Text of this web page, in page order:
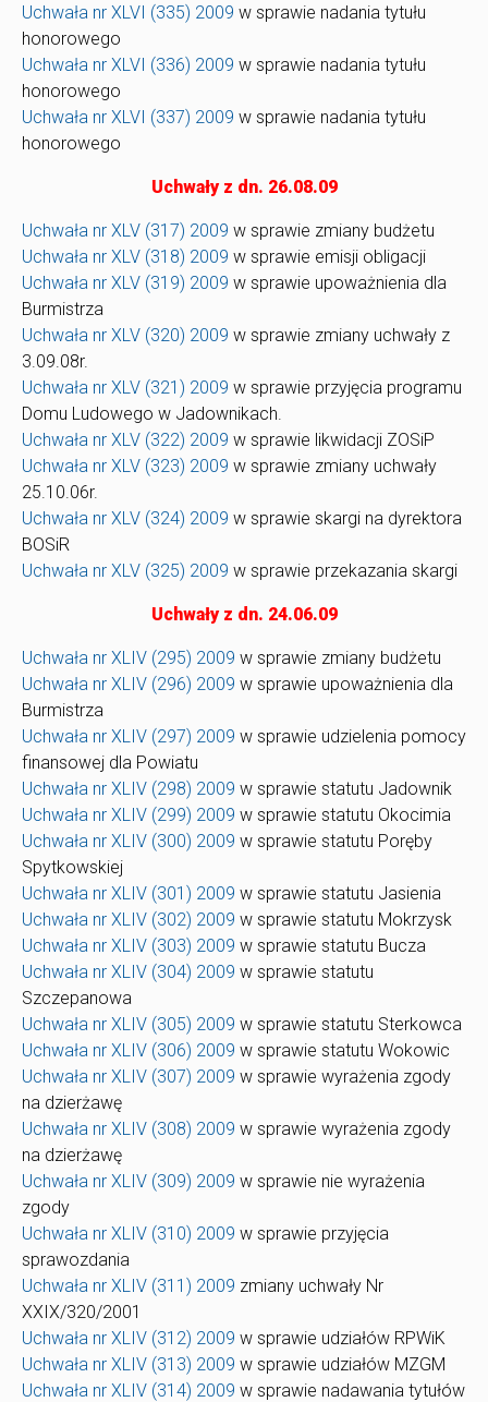
Uchwała nr XLVI (335) 2009 w sprawie nadania tytułu
honorowego
Uchwała nr XLVI (336) 2009 w sprawie nadania tytułu
honorowego
Uchwała nr XLVI (337) 2009 w sprawie nadania tytułu
honorowego
Uchwały z dn. 26.08.09
Uchwała nr XLV (317) 2009 w sprawie zmiany budżetu
Uchwała nr XLV (318) 2009 w sprawie emisji obligacji
Uchwała nr XLV (319) 2009 w sprawie upoważnienia dla
Burmistrza
Uchwała nr XLV (320) 2009 w sprawie zmiany uchwały z
3.09.08r.
Uchwała nr XLV (321) 2009 w sprawie przyjęcia programu
Domu Ludowego w Jadownikach.
Uchwała nr XLV (322) 2009 w sprawie likwidacji ZOSiP
Uchwała nr XLV (323) 2009 w sprawie zmiany uchwały
25.10.06r.
Uchwała nr XLV (324) 2009 w sprawie skargi na dyrektora
BOSiR
Uchwała nr XLV (325) 2009 w sprawie przekazania skargi
Uchwały z dn. 24.06.09
Uchwała nr XLIV (295) 2009 w sprawie zmiany budżetu
Uchwała nr XLIV (296) 2009 w sprawie upoważnienia dla
Burmistrza
Uchwała nr XLIV (297) 2009 w sprawie udzielenia pomocy
finansowej dla Powiatu
Uchwała nr XLIV (298) 2009 w sprawie statutu Jadownik
Uchwała nr XLIV (299) 2009 w sprawie statutu Okocimia
Uchwała nr XLIV (300) 2009 w sprawie statutu Poręby
Spytkowskiej
Uchwała nr XLIV (301) 2009 w sprawie statutu Jasienia
Uchwała nr XLIV (302) 2009 w sprawie statutu Mokrzysk
Uchwała nr XLIV (303) 2009 w sprawie statutu Bucza
Uchwała nr XLIV (304) 2009 w sprawie statutu
Szczepanowa
Uchwała nr XLIV (305) 2009 w sprawie statutu Sterkowca
Uchwała nr XLIV (306) 2009 w sprawie statutu Wokowic
Uchwała nr XLIV (307) 2009 w sprawie wyrażenia zgody
na dzierżawę
Uchwała nr XLIV (308) 2009 w sprawie wyrażenia zgody
na dzierżawę
Uchwała nr XLIV (309) 2009 w sprawie nie wyrażenia
zgody
Uchwała nr XLIV (310) 2009 w sprawie przyjęcia
sprawozdania
Uchwała nr XLIV (311) 2009 zmiany uchwały Nr
XXIX/320/2001
Uchwała nr XLIV (312) 2009 w sprawie udziałów RPWiK
Uchwała nr XLIV (313) 2009 w sprawie udziałów MZGM
Uchwała nr XLIV (314) 2009 w sprawie nadawania tytułów